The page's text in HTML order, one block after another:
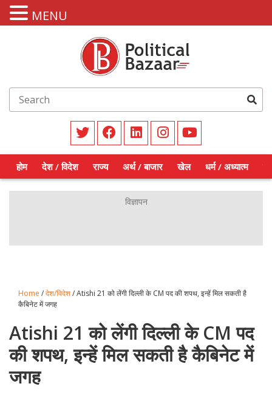
होम देश / विदेश राज्य अर्थ / बाजार खेल धर्म / अध्यात्म
Home /देश/विदेश/ Atishi 21 को लेंगी दिल्ली के CM पद की शपथ, इन्हें मिल सकती है
कैबिनेट में जगह
Atishi 21 को लेंगी दिल्ली के CM पद
की शपथ, इन्हें मिल सकती है कैबिनेट में
जगह
MENU